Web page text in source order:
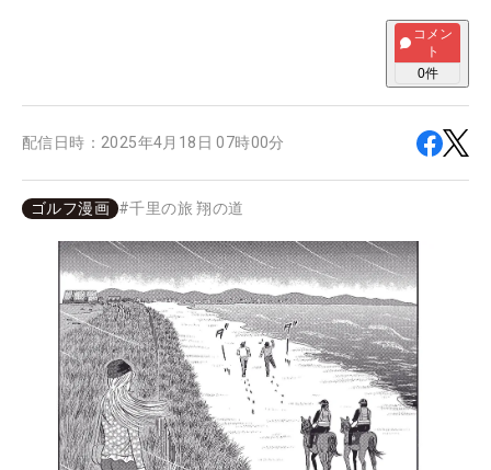
コメン
ト
0件
配信日時： 2025年4月18日 07時00分
ゴルフ漫画 #千里の旅 翔の道